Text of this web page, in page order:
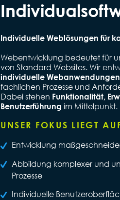
Individuelle Weblösungen für
Webentwicklung bedeutet für
von Standard Websites. Wir
individuelle Webanwendungen
fachlichen Prozesse und
Dabei stehen Funktionalität,
Benutzerführung im Mittelpunkt.
UNSER FOKUS LIEGT
Entwicklung
Abbildung komplexer und
Prozesse
Individuelle